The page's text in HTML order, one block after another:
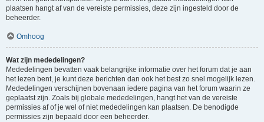
plaatsen hangt af van de vereiste permissies, deze zijn ingesteld door de
beheerder.
Omhoog
Wat zijn mededelingen?
Mededelingen bevatten vaak belangrijke informatie over het forum dat je aan
het lezen bent, je kunt deze berichten dan ook het best zo snel mogelijk lezen.
Mededelingen verschijnen bovenaan iedere pagina van het forum waarin ze
geplaatst zijn. Zoals bij globale mededelingen, hangt het van de vereiste
permissies af of je wel of niet mededelingen kan plaatsen. De benodigde
permissies zijn bepaald door een beheerder.